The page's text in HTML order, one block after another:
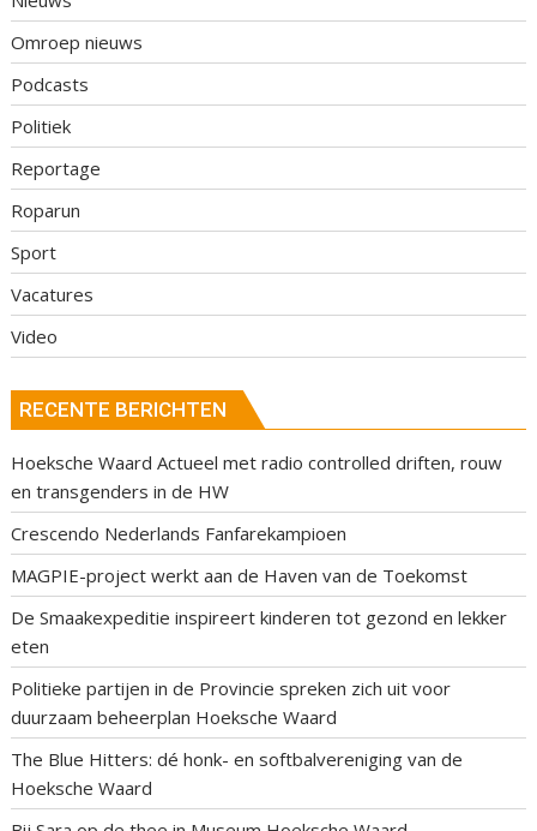
Omroep nieuws
Podcasts
Politiek
Reportage
Roparun
Sport
Vacatures
Video
RECENTE BERICHTEN
Hoeksche Waard Actueel met radio controlled driften, rouw
en transgenders in de HW
Crescendo Nederlands Fanfarekampioen
MAGPIE-project werkt aan de Haven van de Toekomst
De Smaakexpeditie inspireert kinderen tot gezond en lekker
eten
Politieke partijen in de Provincie spreken zich uit voor
duurzaam beheerplan Hoeksche Waard
The Blue Hitters: dé honk- en softbalvereniging van de
Hoeksche Waard